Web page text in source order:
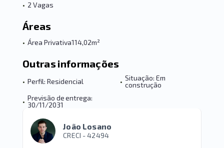
• 2 Vagas
Áreas
• Área Privativa114,02m²
Outras informações
• Perfil: Residencial • Situação: Em
construção
• Previsão de entrega:
30/11/2031
João Losano
CRECI -42494